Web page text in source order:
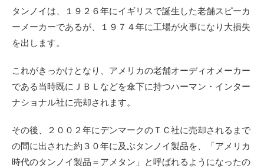
タンノイは、１９２６年にイギリスで誕生した老舗スピーカ
ーメーカーであるが、１９７４年に工場が火事になり大損失
を出します。
これがきっかけとなり、アメリカの老舗オーディオメーカー
である当時既にＪＢＬなどを傘下に持つハーマン・インター
ナショナル社に売却されます。
その後、２００２年にデンマークのＴＣ社に売却されるまで
の間に出された約３０年に及ぶタンノイ製品を、「アメリカ
時代のタンノイ製品＝アメタン」と呼ばれるようになったの